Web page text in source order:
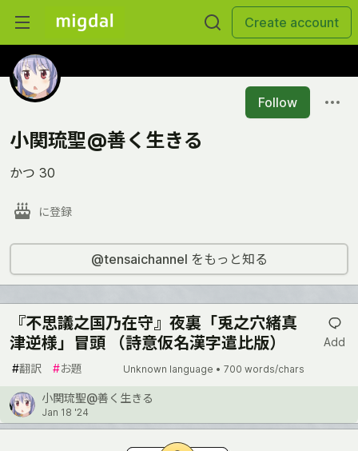
Create account
Follow
小関琉聖@善く生きる
かつ 30
に登録
@tensaichannel をもっと知る
『不思議之国乃在守』夜裏「兎之穴緒真
津逆様」冒頭 （詩意仮名漢字遣比版）
#翻訳 #お題 Unknown language • 700 words/chars
Add
小関琉聖@善く生きる
Jan 18 '24